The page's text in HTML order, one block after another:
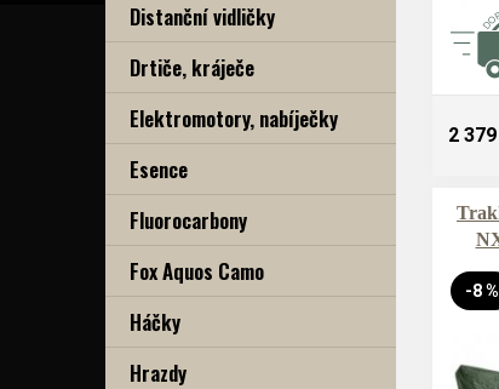
Distanční vidličky
Drtiče, kráječe
Elektromotory, nabíječky
Esence
Fluorocarbony
Fox Aquos Camo
Háčky
Hrazdy
2
-8 %